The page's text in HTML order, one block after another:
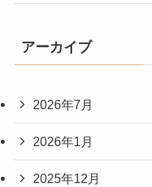
アーカイブ
2026年7月
2026年1月
2025年12月